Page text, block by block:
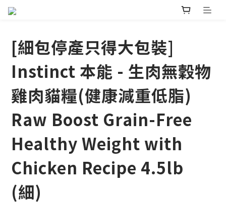
[細包停產只得大包裝]
Instinct 本能 - 生肉無穀物
雞肉貓糧(健康減重低脂)
Raw Boost Grain-Free
Healthy Weight with
Chicken Recipe 4.5lb
(細)